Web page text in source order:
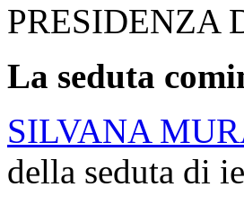
PRESIDENZA
La seduta
SILVANA
della seduta di